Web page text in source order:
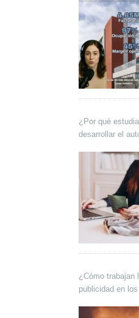
¿Por qué
desarrollar el
¿Cómo trabajan
publicidad en